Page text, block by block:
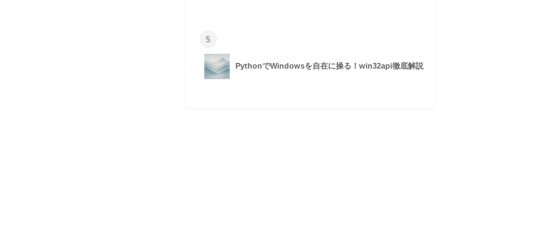
5
PythonでWindowsを自在に操る！win32api徹底解説